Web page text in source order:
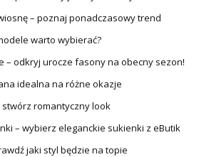
– poznaj ponadczasowy trend
warto wybierać?
– odkryj urocze fasony na obecny sezon!
idealna na różne okazje
romantyczny look
– wybierz eleganckie sukienki z eButik
jaki styl będzie na topie